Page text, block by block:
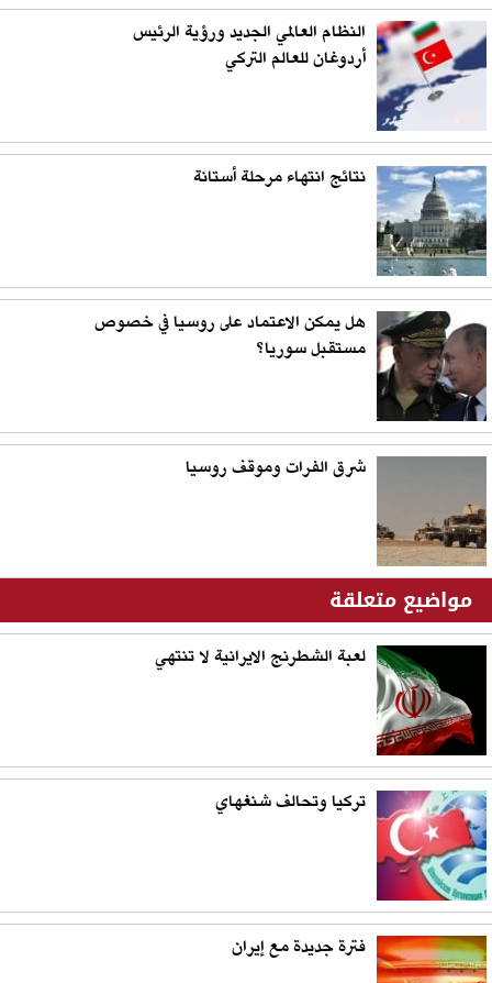
النظام العالمي الجديد ورؤية الرئيس
أردوغان للعالم التركي
نتائج انتهاء مرحلة أستانة
هل يمكن الاعتماد على روسيا في خصوص
مستقبل سوريا؟
شرق الفرات وموقف روسيا
مواضيع متعلقة
لعبة الشطرنج الايرانية لا تنتهي
تركيا وتحالف شنغهاي
فترة جديدة مع إيران